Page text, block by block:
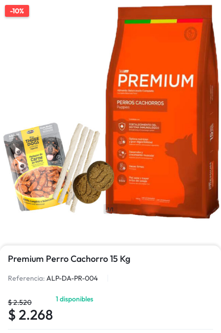
1/1
-10%
Premium Perro Cachorro 15 Kg
Referencia: ALP-DA-PR-004
$2.520
$ 2.268
1 disponibles